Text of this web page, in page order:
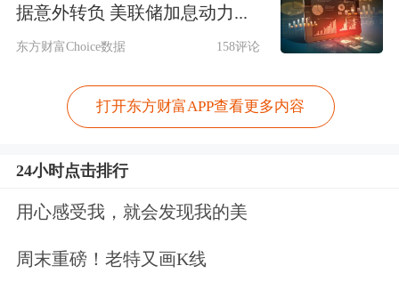
据意外转负 美联储加息动力...
东方财富Choice数据 158评论
打开东方财富APP查看更多内容
24小时点击排行
用心感受我，就会发现我的美
周末重磅！老特又画K线